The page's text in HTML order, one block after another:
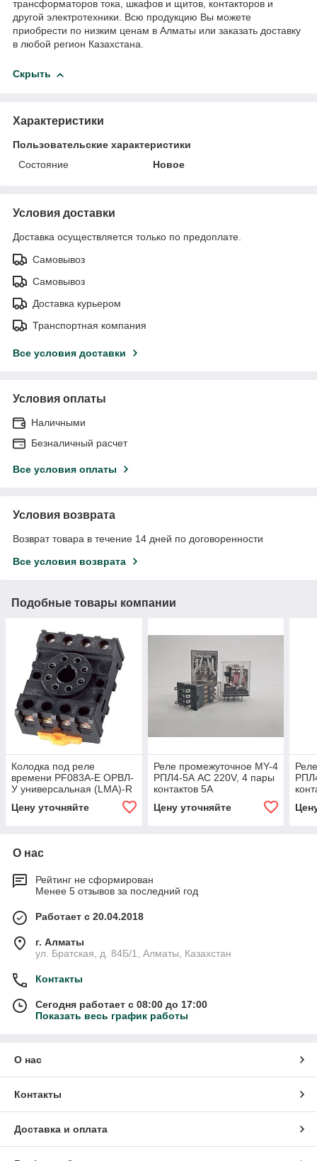
трансформаторов тока, шкафов и щитов, контакторов и
другой электротехники. Всю продукцию Вы можете
приобрести по низким ценам в Алматы или заказать доставку
в любой регион Казахстана.
Скрыть
Характеристики
Пользовательские характеристики
Состояние
Новое
Условия доставки
Доставка осуществляется только по предоплате.
Самовывоз
Самовывоз
Доставка курьером
Транспортная компания
Все условия доставки
Условия оплаты
Наличными
Безналичный расчет
Все условия оплаты
Условия возврата
Возврат товара в течение 14 дней по договоренности
Все условия возврата
Подобные товары компании
Колодка под реле
времени PF083A-E ОРВЛ-
У универсальная (LMA)-R
Цену уточняйте
Реле промежуточное MY-4
РПЛ4-5А AC 220V, 4 пары
контактов 5А
Цену уточняйте
О нас
Рейтинг не сформирован
Менее 5 отзывов за последний год
Работает с 20.04.2018
г. Алматы
ул. Братская, д. 84Б/1, Алматы, Казахстан
Контакты
Сегодня работает с 08:00 до 17:00
Показать весь график работы
О нас
Контакты
Доставка и оплата